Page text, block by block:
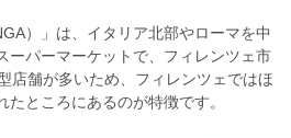
）」は、イタリア北部やローマを中
ーパーマーケットで、フィレンツェ市
店舗が多いため、フィレンツェではほ
ところにあるのが特徴です。